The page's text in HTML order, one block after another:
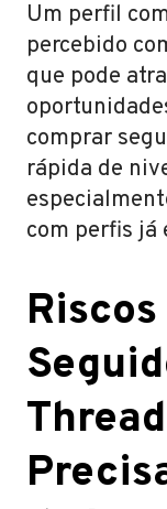
Um perfil
percebido
que pode
comprar
rápida de
com perfis já